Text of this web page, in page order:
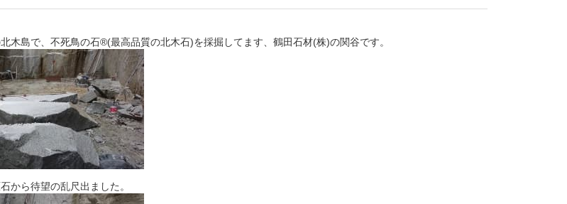
木島で、不死鳥の石®️(最高品質の北木石)を採掘してます、鶴田石材(株)の関谷です。
から待望の乱尺出ました。